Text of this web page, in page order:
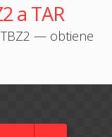
a TAR
— obtiene